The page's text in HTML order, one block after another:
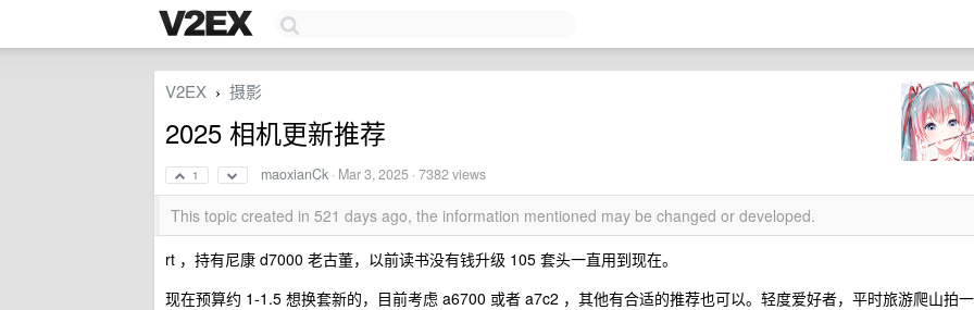
V2EX › 摄影
2025 相机更新推荐
1 maoxianCk · Mar 3, 2025 · 7382 views
This topic created in 521 days ago, the information mentioned may be changed or developed.
rt ，持有尼康 d7000 老古董，以前读书没有钱升级 105 套头一直用到现在。
现在预算约 1-1.5 想换套新的，目前考虑 a6700 或者 a7c2 ，其他有合适的推荐也可以。轻度爱好者，平时旅游爬山拍一